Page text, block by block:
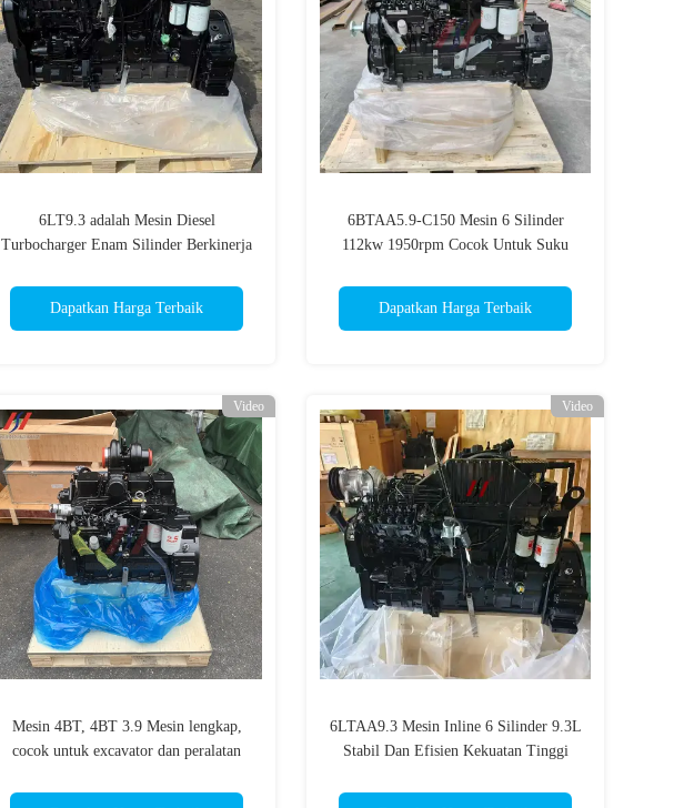
6LT9.3 adalah Mesin Diesel
Turbocharger Enam Silinder Berkinerja
Dapatkan Harga Terbaik
6BTAA5.9-C150 Mesin 6 Silinder
112kw 1950rpm Cocok Untuk Suku
Dapatkan Harga Terbaik
Video
Mesin 4BT, 4BT 3.9 Mesin lengkap,
cocok untuk excavator dan peralatan
Video
6LTAA9.3 Mesin Inline 6 Silinder 9.3L
Stabil Dan Efisien Kekuatan Tinggi